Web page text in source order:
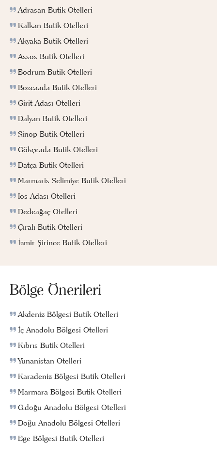
Adrasan Butik Otelleri
Kalkan Butik Otelleri
Akyaka Butik Otelleri
Assos Butik Otelleri
Bodrum Butik Otelleri
Bozcaada Butik Otelleri
Girit Adası Otelleri
Dalyan Butik Otelleri
Sinop Butik Otelleri
Gökçeada Butik Otelleri
Datça Butik Otelleri
Marmaris Selimiye Butik Otelleri
Ios Adası Otelleri
Dedeağaç Otelleri
Çıralı Butik Otelleri
İzmir Şirince Butik Otelleri
Bölge Önerileri
Akdeniz Bölgesi Butik Otelleri
İç Anadolu Bölgesi Otelleri
Kıbrıs Butik Otelleri
Yunanistan Otelleri
Karadeniz Bölgesi Butik Otelleri
Marmara Bölgesi Butik Otelleri
G.doğu Anadolu Bölgesi Otelleri
Doğu Anadolu Bölgesi Otelleri
Ege Bölgesi Butik Otelleri